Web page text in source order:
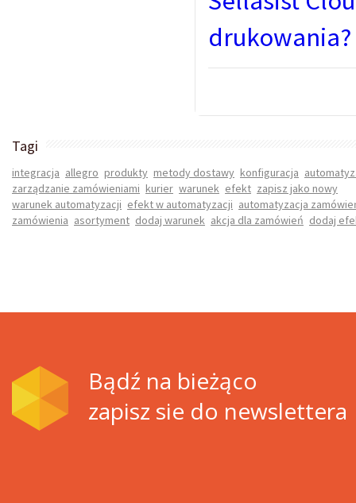
drukowania?
Tagi
integracja allegro produkty metody dostawy konfiguracja
zarządzanie zamówieniami kurier warunek efekt zapisz jako nowy
warunek automatyzacji efekt w automatyzacji automatyzacja
zamówienia asortyment dodaj warunek akcja dla zamówień dodaj
Bądź na bieżąco
zapisz sie do newslettera